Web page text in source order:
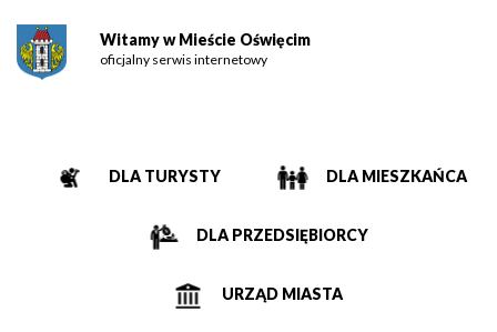
Witamy w Mieście Oświęcim
oficjalny serwis internetowy
DLA TURYSTY DLA MIESZKAŃCA
DLA PRZEDSIĘBIORCY
URZĄD MIASTA